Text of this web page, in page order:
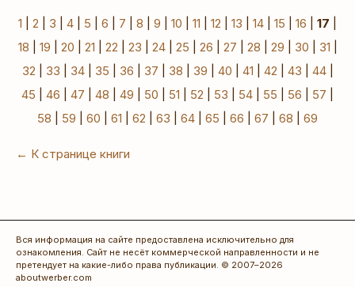
1 2 3 4 5 6 7 8 9 10 11 12 13 14 15 16 17
18
19 20 21 22 23 24| 25 26 27 28 29 30 31
32
33 34| 35 36 37 38 39 40 41 42 43 44|
45
46 47 48 49 50 51 52 53 54 55 56 57
58
59 60 61 62 63 64 65 66 67 68 69
← К странице книги
Вся информация на сайте предоставлена исключительно для
ознакомления. Сайт не несёт коммерческой направленности и не
претендует на какие-либо права публикации. © 2007–2026
aboutwerber.com